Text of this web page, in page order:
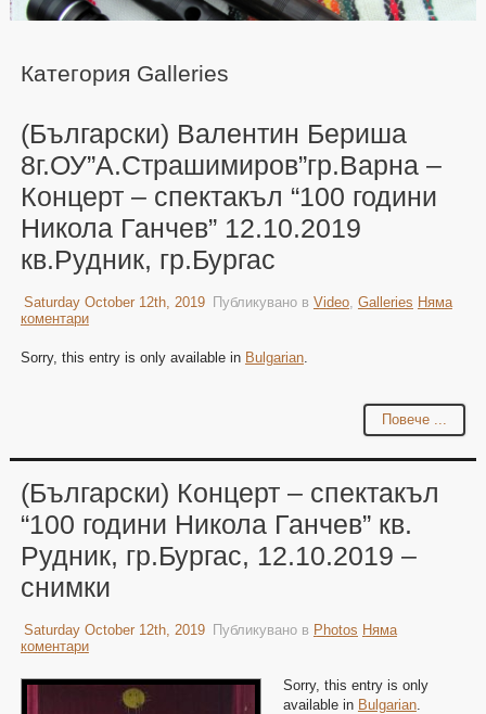
Категория Galleries
(Български) Валентин Бериша
8г.ОУ”А.Страшимиров”гр.Варна –
Концерт – спектакъл “100 години
Никола Ганчев” 12.10.2019
кв.Рудник, гр.Бургас
Saturday October 12th, 2019 Публикувано в Video, Galleries Няма
коментари
Sorry, this entry is only available in Bulgarian.
Повече ...
(Български) Концерт – спектакъл
“100 години Никола Ганчев” кв.
Рудник, гр.Бургас, 12.10.2019 –
снимки
Saturday October 12th, 2019 Публикувано в Photos Няма
коментари
Sorry, this entry is only
available in Bulgarian.